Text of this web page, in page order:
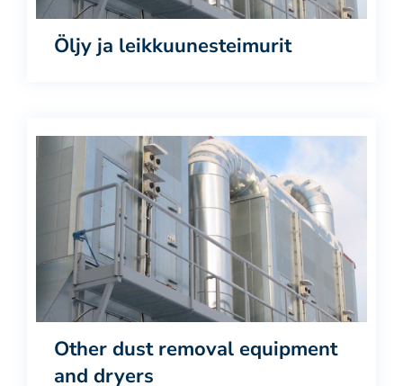
Öljy ja leikkuunesteimurit
Other dust removal equipment
and dryers